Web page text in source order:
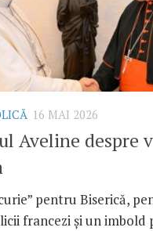
16 MAI 2026
Aveline despre
pentru Biserică,
francezi și un imbold